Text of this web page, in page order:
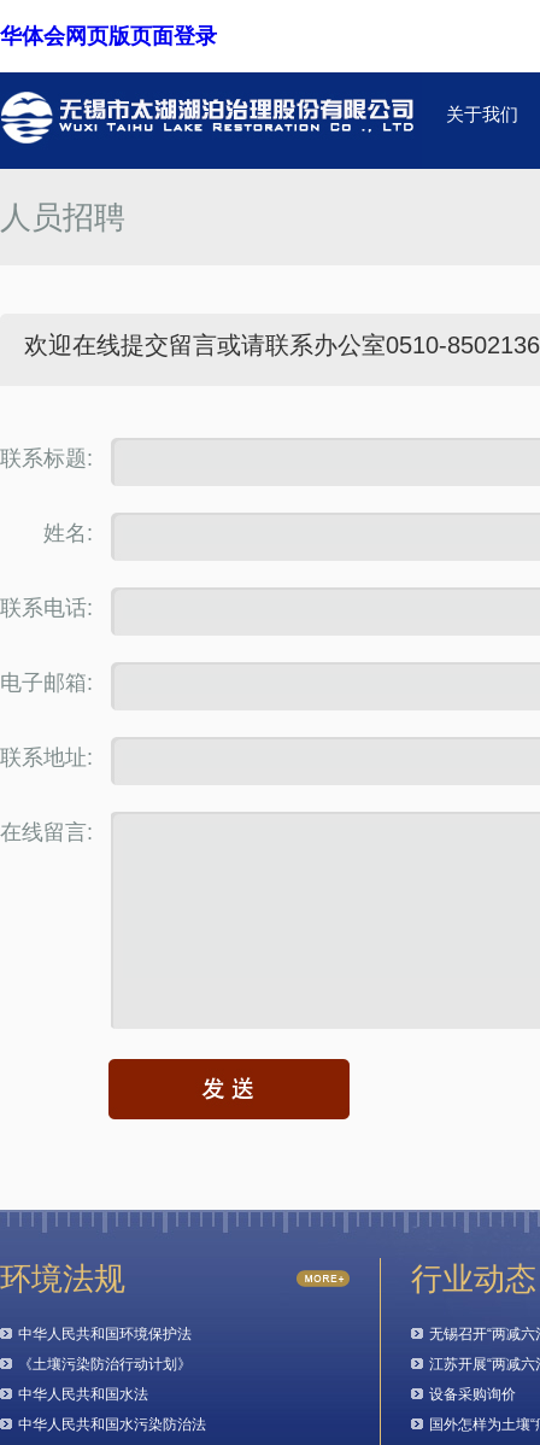
华体会网页版页面登录
关于我们
人员招聘
欢迎在线提交留言或请联系办公室0510-
联系标题:
姓名:
联系电话:
电子邮箱:
联系地址:
在线留言:
环境法规
中华人民共和国环境保护法
《土壤污染防治行动计划》
中华人民共和国水法
中华人民共和国水污染防治法
行业动态
无锡召开“两减
江苏开展“两减
设备采购询价
国外怎样为土壤“